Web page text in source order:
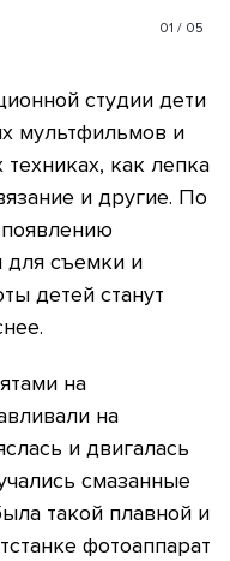
01 / 05
студии дети
мультфильмов и
как лепка
и другие. По
для съемки и
детей станут
на
на
и двигалась
смазанные
такой плавной и
фотоаппарат